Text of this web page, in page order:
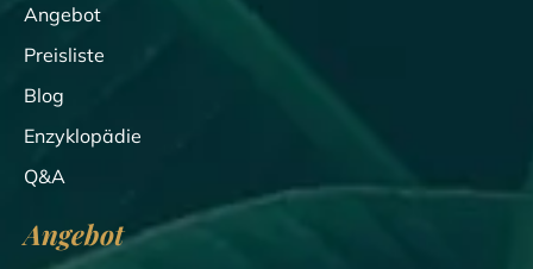
Angebot
Preisliste
Blog
Enzyklopädie
Q&A
Angebot